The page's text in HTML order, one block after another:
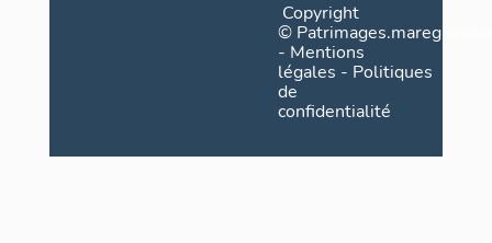
Copyright
©
- Mentions
légales - Politiques
de
confidentialité